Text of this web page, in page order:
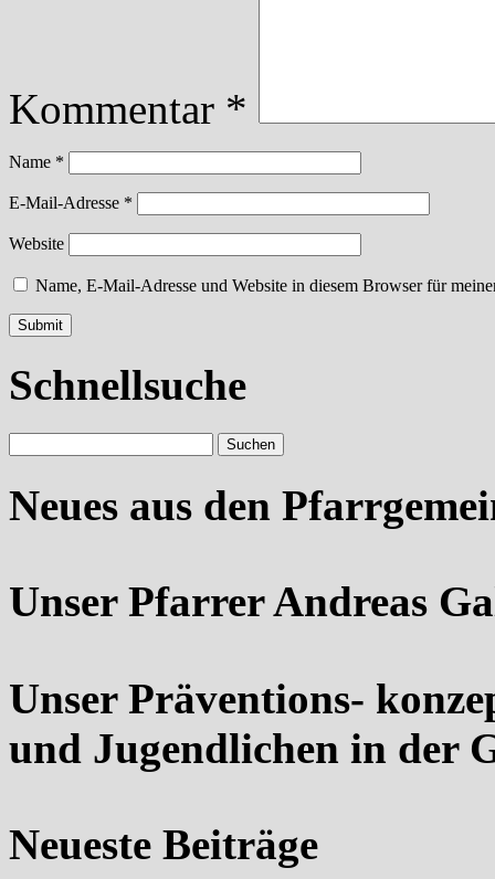
Kommentar *
Name *
E-Mail-Adresse *
Website
Name, E-Mail-Adresse und Website in diesem Browser für
Schnellsuche
Neues aus den
Unser Pfarrer Andreas
Unser Präventions-
und Jugendlichen in der
Neueste Beiträge